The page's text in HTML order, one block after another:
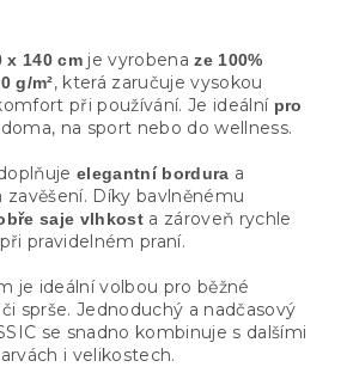
x 140 cmje vyrobenaze 100%
g/m², která zaručuje vysokou
při používání. Je ideální pro
na sport nebo do wellness.
elegantní bordura a
zavěšení. Díky bavlněnému
saje vlhkosta zároveň rychle
pravidelném praní.
je ideální volbou pro běžné
či sprše. Jednoduchý a nadčasový
se snadno kombinuje s dalšími
i velikostech.